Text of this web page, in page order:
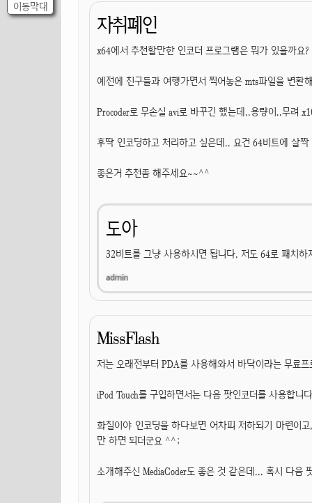
이동막대
자취폐인
x64에서 추천할만한 인코더 프로그램은 뭐가 있을까요?
예전에 친구들과 여행가면서 찍어놓은 mts파일을 변환
Procoder로 무손실 avi로 바꾸긴 했는데..용량이..무려
후딱 인코딩하고 처리하고 싶은데.. 요건 64비트에 살
좋은거 추천좀 해주세요~~^^
도아
32비트를 그냥 사용하시면 됩니다. 저도 64로 패치
MissFlash
저는 오래전부터 PDA를 사용해와서 바닥이라는 무료
iPod Touch를 구입하면서는 다음 팟인코더를 사용합니
화질이야 인코딩을 하다보면 어차피 저하되기 마련이
만 하면 되더군요 ^^;
소개해주신 MediaCoder도 좋은 것 같은데... 혹시 다